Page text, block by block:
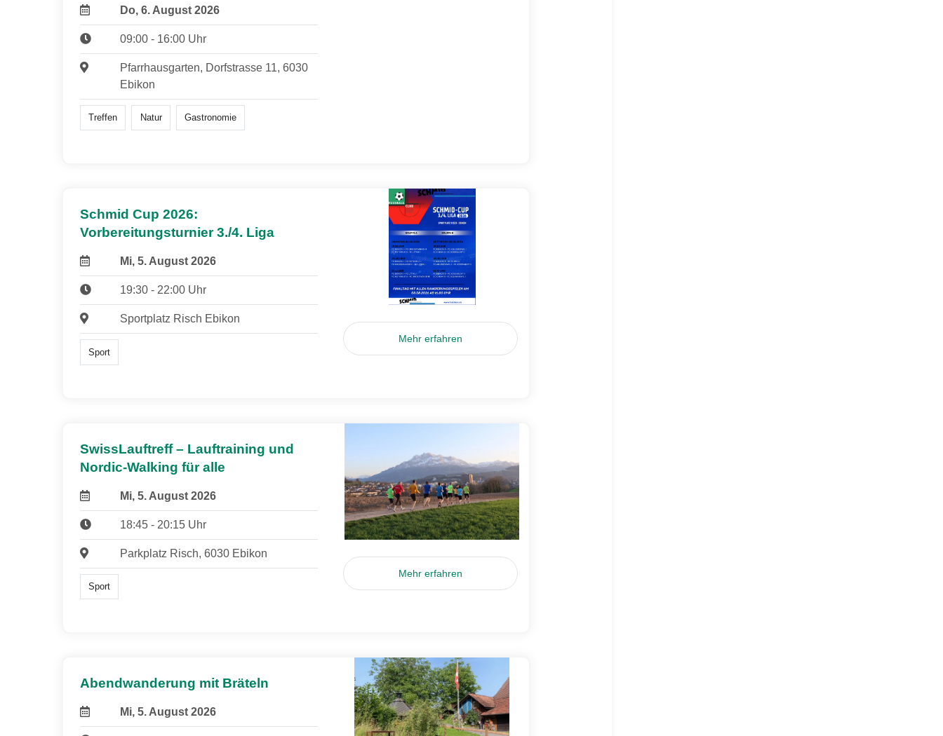
Do, 6. August 2026
09:00 - 16:00 Uhr
Pfarrhausgarten, Dorfstrasse 11, 6030
Ebikon
Treffen Natur Gastronomie
Schmid Cup 2026:
Vorbereitungsturnier 3./4. Liga
Mi, 5. August 2026
19:30 - 22:00 Uhr
Sportplatz Risch Ebikon
Sport
Mehr erfahren
SwissLauftreff – Lauftraining und
Nordic-Walking für alle
Mi, 5. August 2026
18:45 - 20:15 Uhr
Parkplatz Risch, 6030 Ebikon
Sport
Mehr erfahren
Abendwanderung mit Bräteln
Mi, 5. August 2026